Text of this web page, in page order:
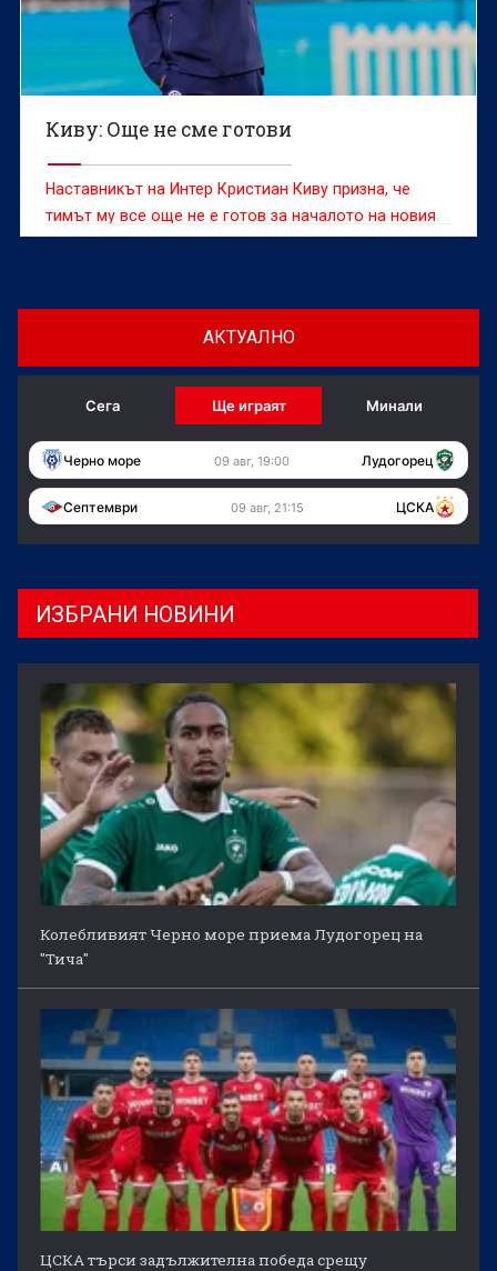
Киву: Още не сме готови
Наставникът на Интер Кристиан Киву призна, че
тимът му все още не е готов за началото на новия
сезон въпреки днешната победа с 2:1 в контролата
АКТУАЛНО
Сега Ще играят Минали
Черно море 09 авг, 19:00 Лудогорец
Септември 09 авг, 21:15 ЦСКА
ИЗБРАНИ НОВИНИ
Колебливият Черно море приема Лудогорец на
"Тича"
ЦСКА търси задължителна победа срещу